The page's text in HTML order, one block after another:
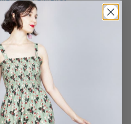
2022
bonito que en la
espectacular,